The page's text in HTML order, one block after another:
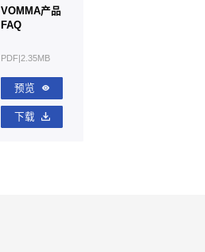
VOMMA产品
FAQ
PDF|2.35MB
预览
下载